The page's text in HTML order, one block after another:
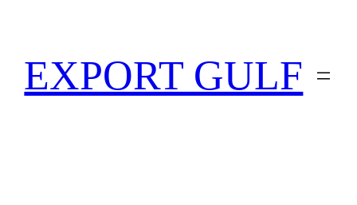
EXPORT GULF